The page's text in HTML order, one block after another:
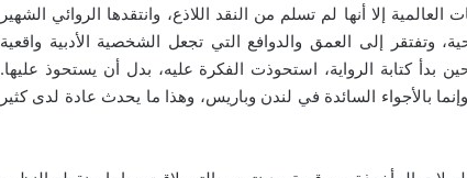
إلا أنها لم تسلم من النقد اللاذع، وانتقدها الروائي الشهير
وتفتقر إلى العمق والدوافع التي تجعل الشخصية الأدبية واقعية
بدأ كتابة الرواية، استحوذت الفكرة عليه، بدل أن يستحوذ عليها.
بالأجواء السائدة في لندن وباريس، وهذا ما يحدث عادة لدى كثير